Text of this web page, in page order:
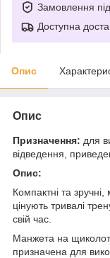
Замовлення
Доступна
Опис
Опис
Призначення: для
відведення,
Опис:
Компактні та
цінують тривалі
свій час.
Манжета на
призначена для